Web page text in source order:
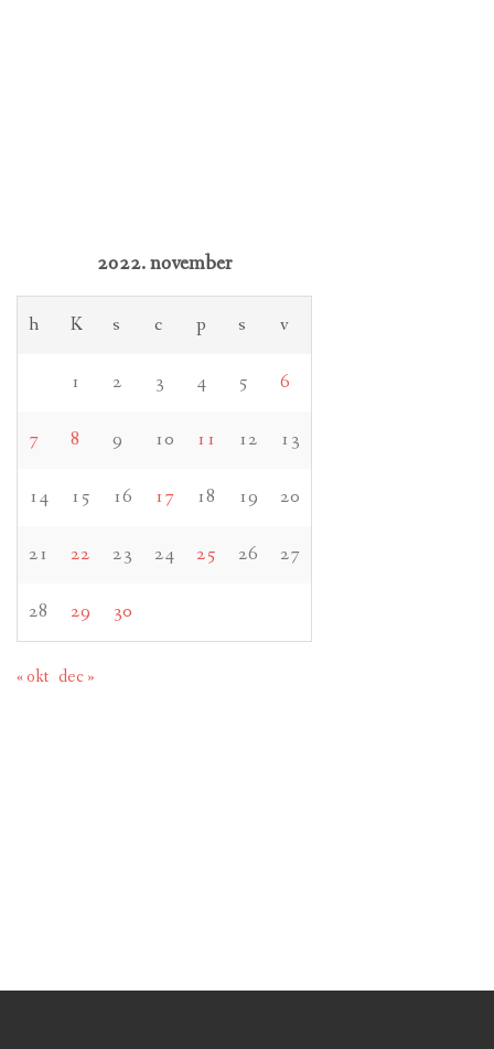
2022. november
h K s c p s v
1 2 3 4 5 6
7 8 9 10 11 12 13
14 15 16 17 18 19 20
21 22 23 24 25 26 27
28 29 30
« okt dec »